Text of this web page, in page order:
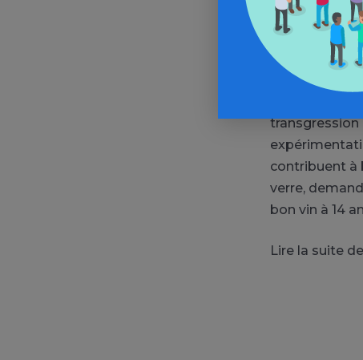
La culture
des
transgression
contribuent à
verre,
bon vin à 14
Lire la suite